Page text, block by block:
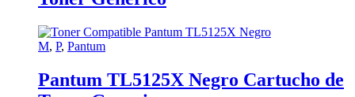
M, P, Pantum
Pantum TL5125X Negro Cartucho de